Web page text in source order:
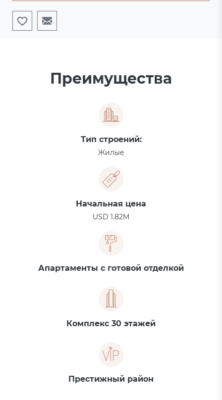
Преимущества
Тип строений:
Жилые
Начальная цена
USD 1.82M
Апартаменты с готовой отделкой
Комплекс 30 этажей
Престижный район